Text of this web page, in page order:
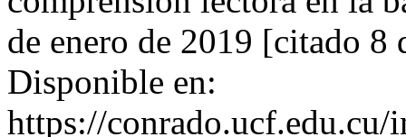
de enero de 2019 [citado
Disponible en:
https://